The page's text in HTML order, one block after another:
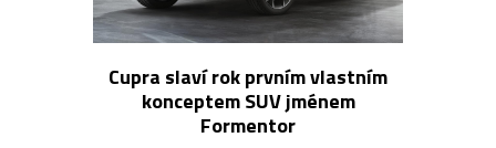
Cupra slaví rok prvním vlastním
konceptem SUV jménem
Formentor